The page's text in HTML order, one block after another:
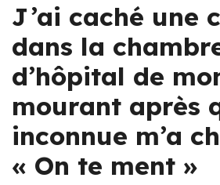
J’ai caché une
dans la
d’hôpital de
mourant après
inconnue m’a
« On te ment »